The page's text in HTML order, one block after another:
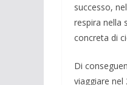
successo,
respira nella
concreta di
Di
viaggiare